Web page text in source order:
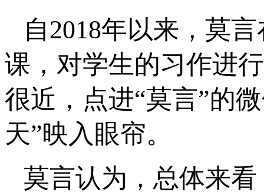
自2018年以来，莫
课，对学生的习作进
很近，点进“莫言”的
天”映入眼帘。
莫言认为，总体来